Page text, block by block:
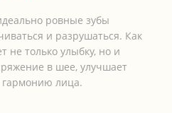
ровные зубы
и разрушаться. Как
не только улыбку, но и
в шее, улучшает
лица.